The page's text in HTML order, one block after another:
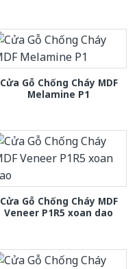
Cửa Gỗ Chống Cháy MDF
Melamine P1
Cửa Gỗ Chống Cháy MDF
Veneer P1R5 xoan dao